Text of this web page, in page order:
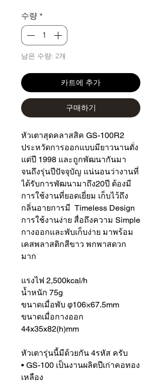
수량 *
남은 수량: 2개
카트에 추가
구매하기
หัวเตาสุดคลาสสิค GS-100R2
ประหวัดการออกแบบมียาวนานตั่ง
แต่ปี 1998 และถูกพัฒนากันมา
จนถึงรุ่นปีปัจจุบัญ แน่นอนว่างานที่
ได้รับการพัฒนามาถึง20ปี ต้องมี
การใช้งานที่ยอดเยี่ยม เก็บไว้ถึง
กลิ่นอายการมี Timeless Design
การใช้งานง่าย สื่อถึงความ Simple
กางออกและพับเก็บง่าย มาพร้อม
เคสพลาสติกสีขาว พกพาสดวก
มาก
แรงไฟ 2,500kcal/h
น้ำหนัก 75g
ขนาดเมื่อพับ φ106×67.5mm
ขนาดเมื่อกางออก
44x35x82(h)mm
หัวเตารุ่นนี้มีด้วยกัน 4รหัส ครับ
• GS-100 เป็นงานผลิตปีเก่าคอทอง
เหลือง